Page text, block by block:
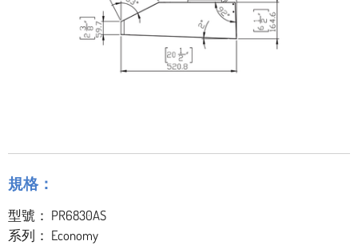
規格：
型號： PR6830AS
系列： Economy